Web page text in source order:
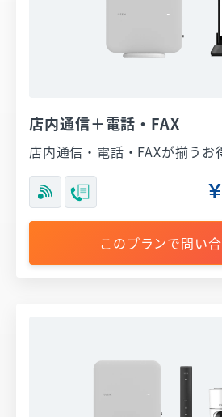
店内通信＋電話・FAX
店内通信・電話・FAXが揃うお
このプランで問い